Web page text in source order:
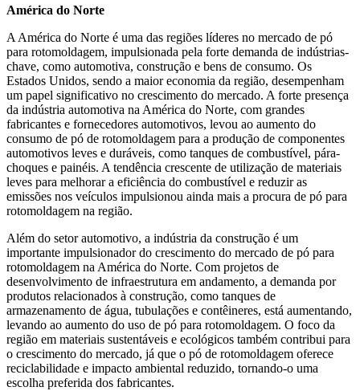
América do Norte
A América do Norte é uma das regiões líderes no mercado de pó
para rotomoldagem, impulsionada pela forte demanda de indústrias-
chave, como automotiva, construção e bens de consumo. Os
Estados Unidos, sendo a maior economia da região, desempenham
um papel significativo no crescimento do mercado. A forte presença
da indústria automotiva na América do Norte, com grandes
fabricantes e fornecedores automotivos, levou ao aumento do
consumo de pó de rotomoldagem para a produção de componentes
automotivos leves e duráveis, como tanques de combustível, pára-
choques e painéis. A tendência crescente de utilização de materiais
leves para melhorar a eficiência do combustível e reduzir as
emissões nos veículos impulsionou ainda mais a procura de pó para
rotomoldagem na região.
Além do setor automotivo, a indústria da construção é um
importante impulsionador do crescimento do mercado de pó para
rotomoldagem na América do Norte. Com projetos de
desenvolvimento de infraestrutura em andamento, a demanda por
produtos relacionados à construção, como tanques de
armazenamento de água, tubulações e contêineres, está aumentando,
levando ao aumento do uso de pó para rotomoldagem. O foco da
região em materiais sustentáveis ​​e ecológicos também contribui para
o crescimento do mercado, já que o pó de rotomoldagem oferece
reciclabilidade e impacto ambiental reduzido, tornando-o uma
escolha preferida dos fabricantes.